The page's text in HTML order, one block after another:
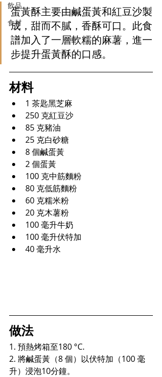
飲品
食材
蛋黃酥主要由鹹蛋黃和紅豆沙製
成，甜而不膩，香酥可口。此食
譜加入了一層軟糯的麻薯，進一
步提升蛋黃酥的口感。
材料
1 茶匙黑芝麻
250 克紅豆沙
85 克豬油
25 克白砂糖
8 個鹹蛋黃
2 個蛋黃
100 克中筋麵粉
80 克低筋麵粉
60 克糯米粉
20 克木薯粉
100 毫升牛奶
100 毫升伏特加
40 毫升水
做法
1. 預熱烤箱至180 °C.
2. 將鹹蛋黃 （8 個）以伏特加（100 毫
升）浸泡10分鐘。